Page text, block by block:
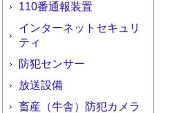
110番通報装置
インターネットセキュリ
ティ
防犯センサー
放送設備
畜産（牛舎）防犯カメラ